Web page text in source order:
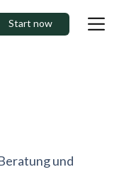
Start now
und